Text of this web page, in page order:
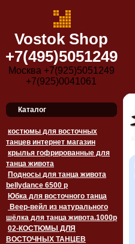
Vostok Shop
+7(495)5051249
Москва +7(925)5051249
+7(925)0041061
Каталог
костюмы для восточных
танцев интернет магазин
крылья гофрированные для
танца живота
Подносы для танца живота
bellydance 6500 p
Юбка для восточного танца
Веер-вейл из натурального
шёлка для танца живота.1000p
02-КОСТЮМЫ ДЛЯ
ВОСТОЧНЫХ ТАНЦЕВ